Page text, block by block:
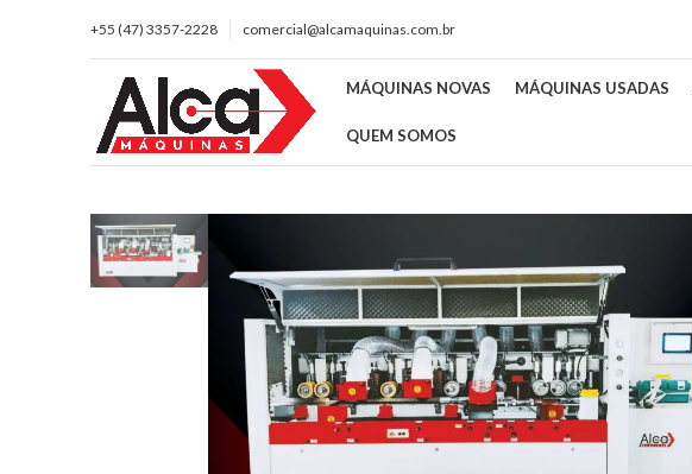
+55 (47) 3357-2228 comercial@alcamaquinas.com.br
MÁQUINAS NOVAS MÁQUINAS USADAS
QUEM SOMOS